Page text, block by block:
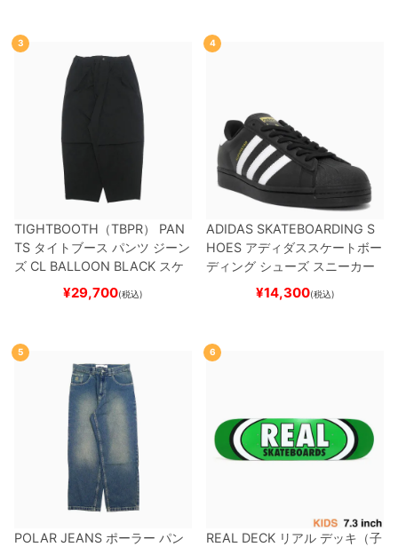
3
TIGHTBOOTH（TBPR） PAN
TS タイトブース パンツ ジーン
ズ CL BALLOON BLACK スケ
ートボード スケボー
¥29,700(税込)
4
ADIDAS SKATEBOARDING S
HOES アディダススケートボー
ディング シューズ スニーカー
スーパースター SUPERSTAR A
BLACK/WHITE/WHITE
ー
¥14,300(税込)
5
POLAR JEANS ポーラー パン
6
REAL DECK リアル デッキ（子